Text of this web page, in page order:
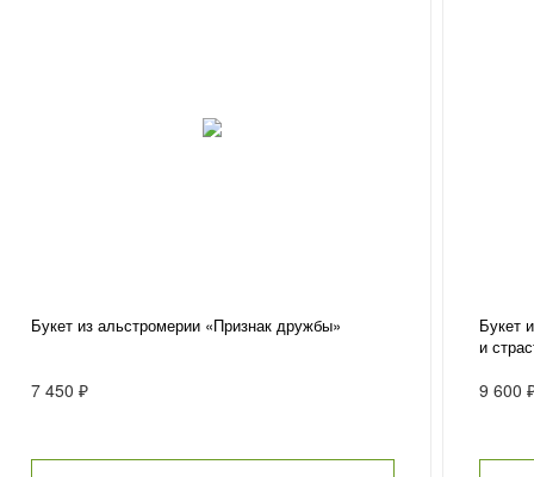
Букет из альстромерии «Признак дружбы»
7 450 ₽
Букет
и
9 600